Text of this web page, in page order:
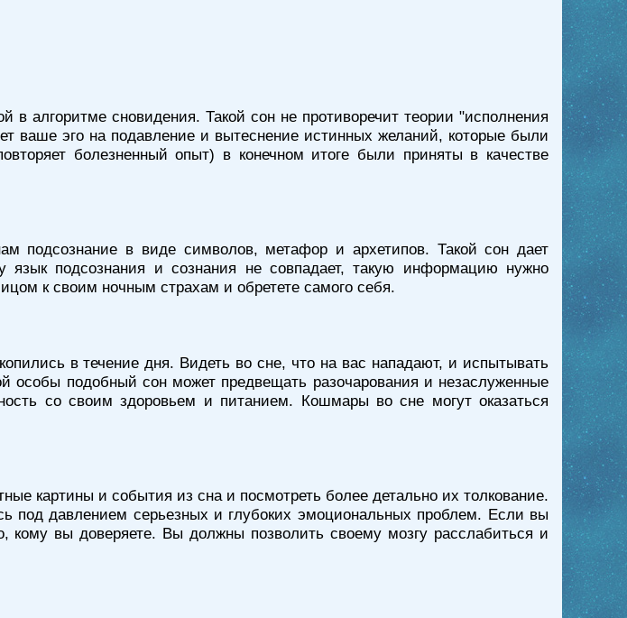
алгоритме сновидения. Такой сон не противоречит теории "исполнения
ваше эго на подавление и вытеснение истинных желаний, которые были
болезненный опыт) в конечном итоге были приняты в качестве
подсознание в виде символов, метафор и архетипов. Такой сон дает
подсознания и сознания не совпадает, такую информацию нужно
к своим ночным страхам и обретете самого себя.
в течение дня. Видеть во сне, что на вас нападают, и испытывать
подобный сон может предвещать разочарования и незаслуженные
со своим здоровьем и питанием. Кошмары во сне могут оказаться
картины и события из сна и посмотреть более детально их толкование.
под давлением серьезных и глубоких эмоциональных проблем. Если вы
кому вы доверяете. Вы должны позволить своему мозгу расслабиться и